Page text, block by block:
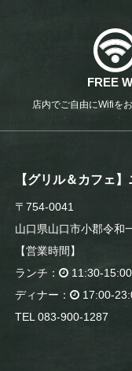
FREE
店内でご自由にWifiを
【グリル＆カフェ
〒754-0041
山口県山口市小郡令和
【営業時間】
ランチ：
11:30-
ディナー：
17:00-
TEL 083-900-1287